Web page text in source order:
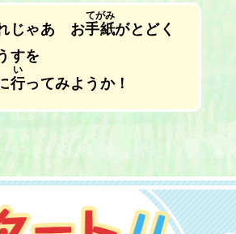
じゃあ お手紙
てがみ
がとどく
すを
行
い
ってみようか！